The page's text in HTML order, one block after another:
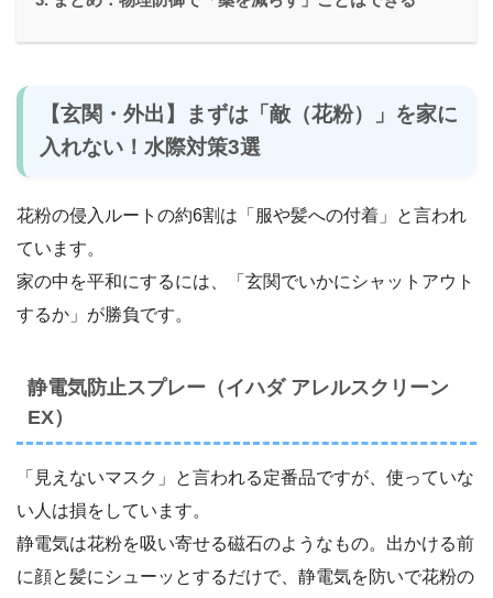
【玄関・外出】まずは「敵（花粉）」を家に
入れない！水際対策3選
花粉の侵入ルートの約6割は「服や髪への付着」と言われ
ています。
家の中を平和にするには、「玄関でいかにシャットアウト
するか」が勝負です。
静電気防止スプレー（イハダ アレルスクリーン
EX）
「見えないマスク」と言われる定番品ですが、使っていな
い人は損をしています。
静電気は花粉を吸い寄せる磁石のようなもの。出かける前
に顔と髪にシューッとするだけで、静電気を防いで花粉の